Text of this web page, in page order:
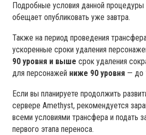
Подробные условия данной процедуры
обещает опубликовать уже завтра.
Также на период проведения
ускоренные сроки удаления
90 уровня и выше срок удаления
для персонажей ниже 90 уровня — до
Если вы планируете продолжить
сервере Amethyst, рекомендуется
всеми условиями трансфера и подать
первого этапа переноса.